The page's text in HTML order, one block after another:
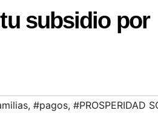
subsidio por
, #pagos, #PROSPERIDAD